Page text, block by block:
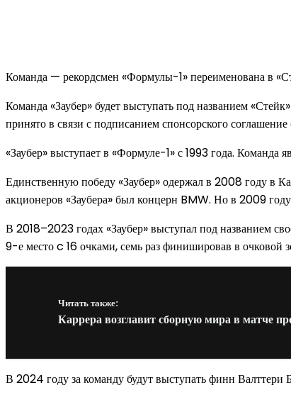
Команда — рекордсмен «Формулы-1» переименована в
Команда «Заубер» будет выступать под названием
принято в связи с подписанием спонсорского
«Заубер» выступает в «Формуле-1» с 1993 года.
Единственную победу «Заубер» одержал в 2008 году в
акционеров «Заубера» был концерн BMW. Но в 2009
В 2018–2023 годах «Заубер» выступал под названием
9-е место c 16 очками, семь раз финишировав в очковой
Читать также:
Каррера возглавит сборную мира в матче
В 2024 году за команду будут выступать финн Валттери